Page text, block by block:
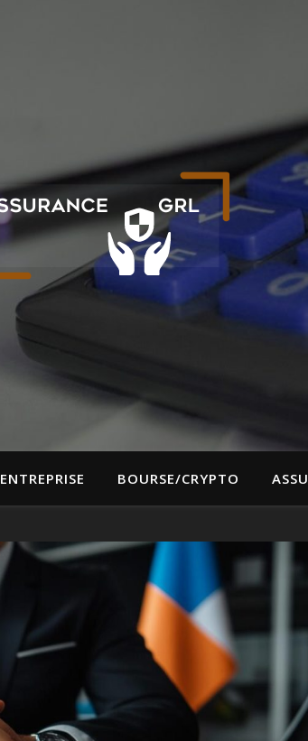
ENTREPRISE BOURSE/CRYPTO